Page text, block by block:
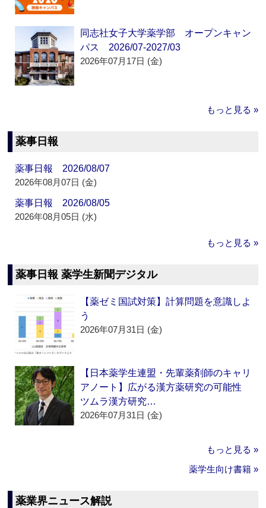
同志社女子大学薬学部 オープンキャン
パス 2026/07-2027/03
2026年07月17日 (金)
もっと見る »
薬事日報
薬事日報 2026/08/07
2026年08月07日 (金)
薬事日報 2026/08/05
2026年08月05日 (水)
もっと見る »
薬事日報 薬学生新聞デジタル
【薬ゼミ国試対策】計算問題を意識しよ
う
2026年07月31日 (金)
【日本薬学生連盟・先輩薬剤師のキャリ
アノート】広がる漢方薬研究の可能性
ツムラ漢方研究…
2026年07月31日 (金)
もっと見る »
薬学生向け書籍 »
薬業界ニュース解説